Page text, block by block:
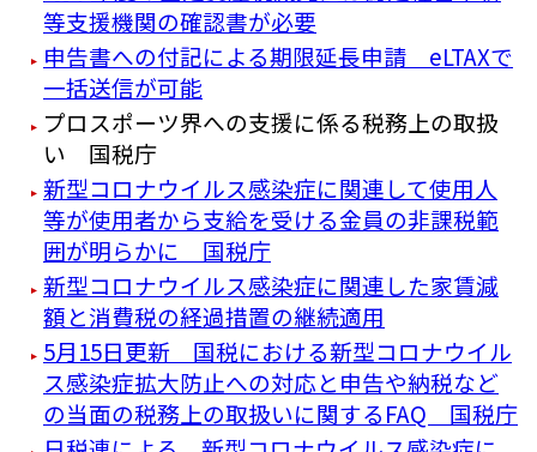
等支援機関の確認書が必要
申告書への付記による期限延長申請 eLTAXで
一括送信が可能
プロスポーツ界への支援に係る税務上の取扱
い 国税庁
新型コロナウイルス感染症に関連して使用人
等が使用者から支給を受ける金員の非課税範
囲が明らかに 国税庁
新型コロナウイルス感染症に関連した家賃減
額と消費税の経過措置の継続適用
5月15日更新 国税における新型コロナウイル
ス感染症拡大防止への対応と申告や納税など
の当面の税務上の取扱いに関するFAQ 国税庁